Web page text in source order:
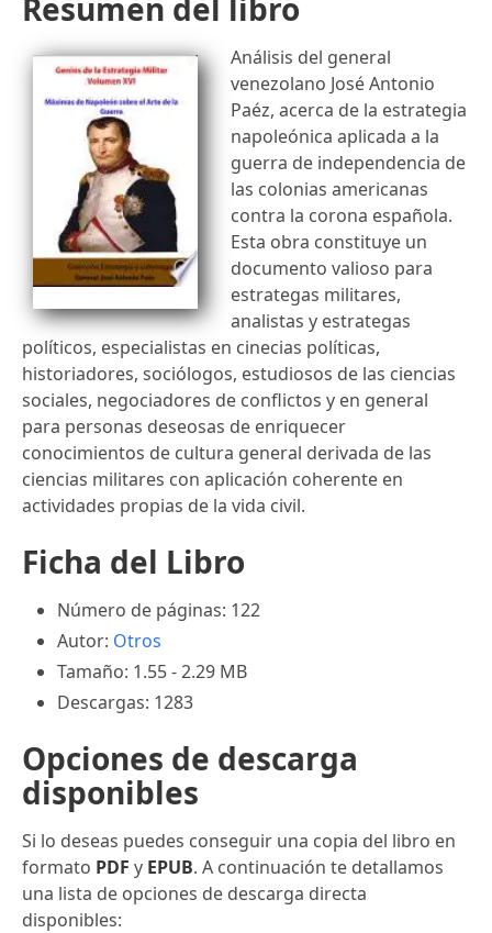
Resumen del libro
Análisis del general
venezolano José Antonio
Paéz, acerca de la estrategia
napoleónica aplicada a la
guerra de independencia de
las colonias americanas
contra la corona española.
Esta obra constituye un
documento valioso para
estrategas militares,
analistas y estrategas
políticos, especialistas en cinecias políticas,
historiadores, sociólogos, estudiosos de las ciencias
sociales, negociadores de conflictos y en general
para personas deseosas de enriquecer
conocimientos de cultura general derivada de las
ciencias militares con aplicación coherente en
actividades propias de la vida civil.
Ficha del Libro
Número de páginas: 122
Autor: Otros
Tamaño: 1.55 - 2.29 MB
Descargas: 1283
Opciones de descarga
disponibles
Si lo deseas puedes conseguir una copia del libro en
formato PDF y EPUB. A continuación te detallamos
una lista de opciones de descarga directa
disponibles: